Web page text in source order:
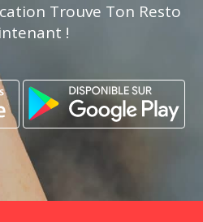
Trouve Ton Resto
!